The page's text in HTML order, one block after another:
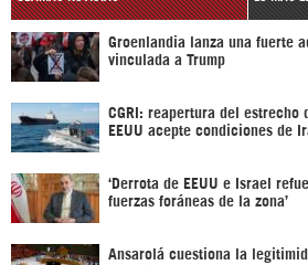
Groenlandia lanza una fuerte
vinculada a Trump
CGRI: reapertura del estrecho
EEUU acepte condiciones de
‘Derrota de EEUU e Israel
fuerzas foráneas de la zona’
Ansarolá cuestiona la